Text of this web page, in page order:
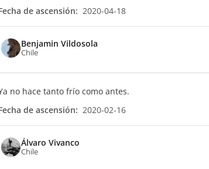
de ascensión: 2020-04-18
Benjamin Vildosola
Chile
no hace tanto frío como antes.
de ascensión: 2020-02-16
Álvaro Vivanco
Chile